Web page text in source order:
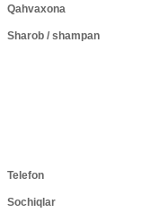
Qahvaxona
Sharob / shampan
Telefon
Sochiqlar